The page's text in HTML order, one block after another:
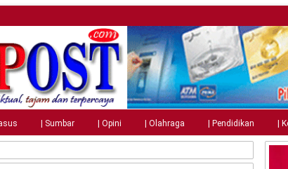
| Sumbar | Opini | Olahraga | Pendidikan |